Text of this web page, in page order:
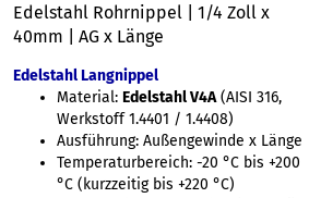
Edelstahl Rohrnippel | 1/4 Zoll x
40mm | AG x Länge
Edelstahl Langnippel
Material:Edelstahl V4A(AISI 316,
Werkstoff 1.4401 / 1.4408)
Ausführung: Außengewinde x Länge
Temperaturbereich: -20 °C bis +200
°C (kurzzeitig bis +220 °C)